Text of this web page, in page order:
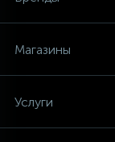
Магазины
Услуги